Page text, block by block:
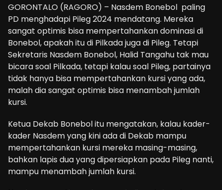
GORONTALO (RAGORO) – Nasdem Bonebol paling
PD menghadapi Pileg 2024 mendatang. Mereka
sangat optimis bisa mempertahankan dominasi di
Bonebol, apakah itu di Pilkada juga di Pileg. Tetapi
Sekretaris Nasdem Bonebol, Halid Tangahu tak mau
bicara soal Pilkada, tetapi kalau soal Pileg, partainya
tidak hanya bisa mempertahankan kursi yang ada,
malah dia sangat optimis bisa menambah jumlah
kursi.
Ketua Dekab Bonebol itu mengatakan, kalau kader-
kader Nasdem yang kini ada di Dekab mampu
mempertahankan kursi mereka masing-masing,
bahkan lapis dua yang dipersiapkan pada Pileg nanti,
mampu menambah jumlah kursi.